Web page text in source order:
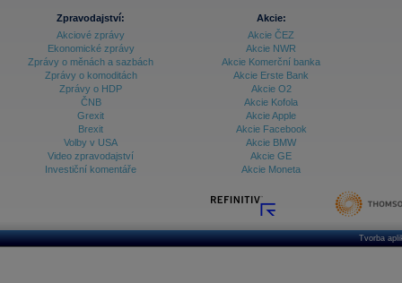
Zpravodajství:
Akciové zprávy
Ekonomické zprávy
Zprávy o měnách a sazbách
Zprávy o komoditách
Zprávy o HDP
ČNB
Grexit
Brexit
Volby v USA
Video zpravodajství
Investiční komentáře
Akcie:
Akcie ČEZ
Akcie NWR
Akcie Komerční banka
Akcie Erste Bank
Akcie O2
Akcie Kofola
Akcie Apple
Akcie Facebook
Akcie BMW
Akcie GE
Akcie Moneta
Tvorba